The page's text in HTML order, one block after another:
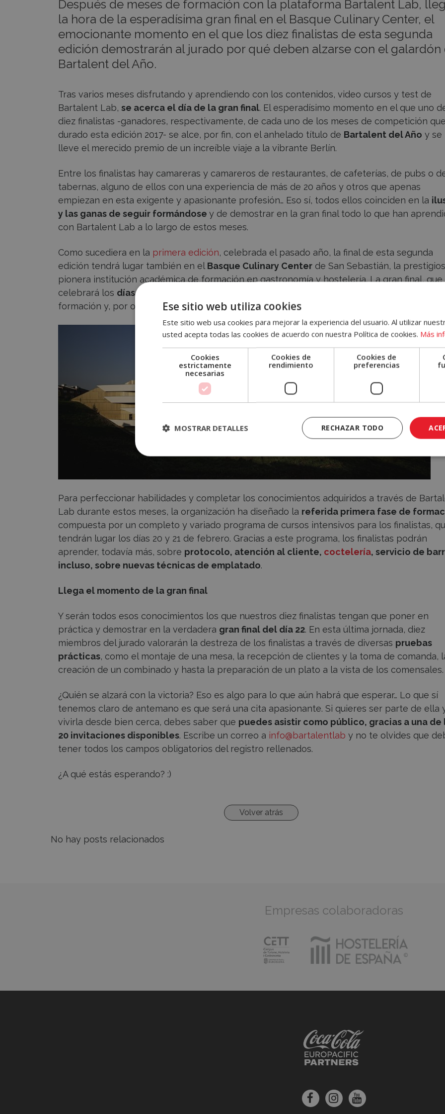
Después de meses de formación con la plataforma Bartalent Lab,
la hora de la esperadísima gran final en el Basque Culinary Center, el
emocionante momento en el que los diez finalistas de esta segunda
edición demostrarán al jurado por qué deben alzarse con el galardón
Bartalent del Año.
Tras varios meses disfrutando y aprendiendo con los contenidos, video cursos y test de
Bartalent Lab, se acerca el día de la gran final. El esperadísimo momento en el que uno
diez finalistas -ganadores, respectivamente, de cada uno de los meses de competición
durado esta edición 2017- se alce, por fin, con el anhelado título de Bartalent del Año y se
lleve el merecido premio de un increíble viaje a la vibrante Berlín.
Entre los finalistas hay camareras y camareros de restaurantes, de cafeterías, de pubs o
tabernas, alguno de ellos con una experiencia de más de 20 años y otros que apenas
empiezan en esta exigente y apasionante profesión… Eso sí, todos ellos coinciden en la
y las ganas de seguir formándose y de demostrar en la gran final todo lo que han
con Bartalent Lab a lo largo de estos meses.
Como sucediera en la primera edición, celebrada el pasado año, la final de esta segunda
edición tendrá lugar también en el Basque Culinary Center de San Sebastián, la
pionera institución académica de formación en gastronomía y hostelería. La gran final, que
celebrará los días 20, 21 y 22 de febrero
formación y, por otro, la celebración de la gran final propiamente dicha.
Para perfeccionar habilidades y completar los conocimientos adquiridos a través de
Lab durante estos meses, la organización ha diseñado la referida primera fase de
compuesta por un completo y variado programa de cursos intensivos para los finalistas,
tendrán lugar los días 20 y 21 de febrero. Gracias a este programa, los finalistas podrán
aprender, todavía más, sobre protocolo, atención al cliente, coctelería, servicio de
incluso, sobre nuevas técnicas de emplatado.
Llega el momento de la gran final
Y serán todos esos conocimientos los que nuestros diez finalistas tengan que poner en
práctica y demostrar en la verdadera gran final del día 22. En esta última jornada, diez
miembros del jurado valorarán la destreza de los finalistas a través de diversas pruebas
prácticas, como el montaje de una mesa, la recepción de clientes y la toma de comanda,
creación de un combinado y hasta la preparación de un plato a la vista de los comensales.
¿Quién se alzará con la victoria? Eso es algo para lo que aún habrá que esperar… Lo que sí
tenemos claro de antemano es que será una cita apasionante. Si quieres ser parte de ella
vivirla desde bien cerca, debes saber que puedes asistir como público, gracias a una de
20 invitaciones disponibles. Escribe un correo a info@bartalentlab y no te olvides que
tener todos los campos obligatorios del registro rellenados.
¿A qué estás esperando? :)
Volver atrás
No hay posts relacionados
Empresas colaboradoras
Ese sitio web utiliza cookies
Este sitio web usa cookies para mejorar la experiencia del usuario. Al utilizar
usted acepta todas las cookies de acuerdo con nuestra Política de cookies. Más
Cookies
estrictamente
necesarias
Cookies de
rendimiento
Cookies de
preferencias
RECHAZAR TODO
MOSTRAR DETALLES